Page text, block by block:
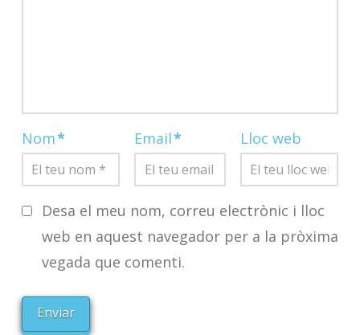
Nom* Email* Lloc web
Desa el meu nom, correu electrònic i lloc
web en aquest navegador per a la pròxima
vegada que comenti.